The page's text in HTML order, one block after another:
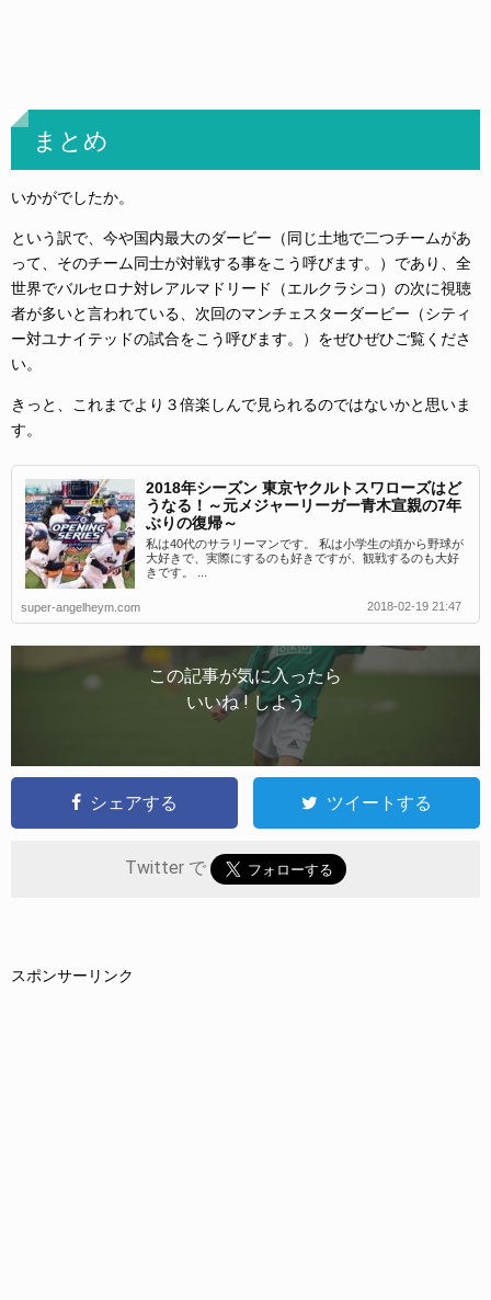
まとめ
いかがでしたか。
という訳で、今や国内最大のダービー（同じ土地で二つチームがあ
って、そのチーム同士が対戦する事をこう呼びます。）であり、全
世界でバルセロナ対レアルマドリード（エルクラシコ）の次に視聴
者が多いと言われている、次回のマンチェスターダービー（シティ
ー対ユナイテッドの試合をこう呼びます。）をぜひぜひご覧くださ
い。
きっと、これまでより３倍楽しんで見られるのではないかと思いま
す。
2018年シーズン 東京ヤクルトスワローズはど
うなる！～元メジャーリーガー青木宣親の7年
ぶりの復帰～
私は40代のサラリーマンです。 私は小学生の頃から野球が
大好きで、実際にするのも好きですが、観戦するのも大好
きです。 ...
super-angelheym.com 2018-02-19 21:47
この記事が気に入ったら
いいね ! しよう
シェアする ツイートする
Twitter で
スポンサーリンク